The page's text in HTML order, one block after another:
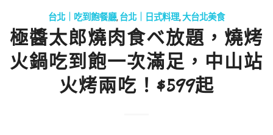
台北｜吃到飽餐廳,台北｜日式料理,大台北美食
極醬太郎燒肉食ベ放題，燒烤
火鍋吃到飽一次滿足，中山站
火烤兩吃！$599起